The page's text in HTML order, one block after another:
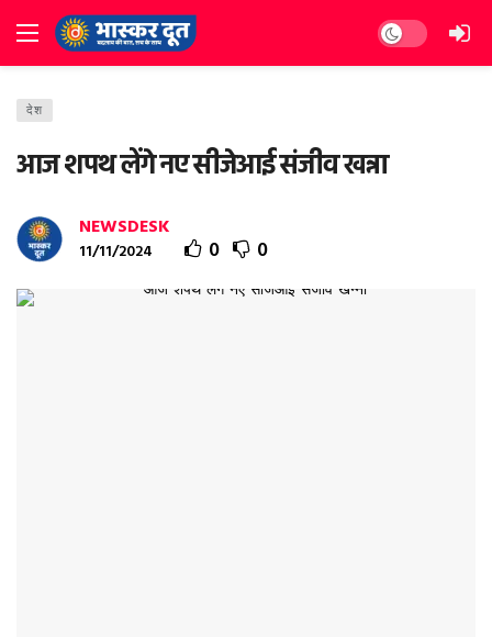
Dark mode
देश
आज शपथ लेंगे नए सीजेआई संजीव खन्ना
NEWSDESK
11/11/2024 0 0